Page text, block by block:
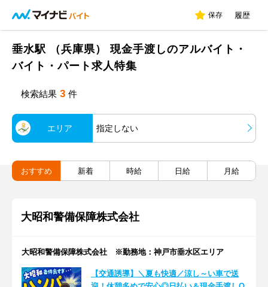
保存 履歴
垂水駅 （兵庫県） 現金手渡しのアルバイト・
バイト・パート求人特集
検索結果 3 件
エリア 指定しない
おすすめ 新着 時給 日給 月給
大昭和警備保障株式会社
大昭和警備保障株式会社 ※勤務地：神戸市垂水区エリア
【交通誘導】＼夏も快適／涼し～い車で送